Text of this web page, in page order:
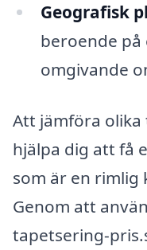
Geografisk
beroende på
omgivande
Att jämföra olika
hjälpa dig att få
som är en
Genom att
tapetsering-